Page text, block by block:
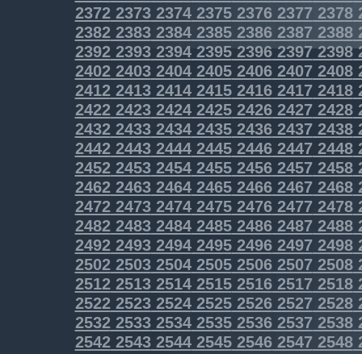
237223732374237523762377 2378
238223832384238523862387 2388
2392239323942395239623972398
2402240324042405240624072408
2412241324142415241624172418
2422242324242425242624272428
2432243324342435243624372438
2442244324442445244624472448
2452245324542455245624572458
2462246324642465246624672468
2472247324742475247624772478
2482248324842485248624872488
2492249324942495249624972498
2502250325042505250625072508
2512251325142515251625172518
2522252325242525252625272528
253225332534253525362537 2538
254225432544254525462547 2548